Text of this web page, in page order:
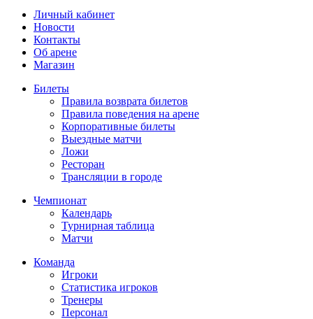
Личный кабинет
Новости
Контакты
Об арене
Магазин
Билеты
Правила возврата билетов
Правила поведения на арене
Корпоративные билеты
Выездные матчи
Ложи
Ресторан
Трансляции в городе
Чемпионат
Календарь
Турнирная таблица
Матчи
Команда
Игроки
Статистика игроков
Тренеры
Персонал